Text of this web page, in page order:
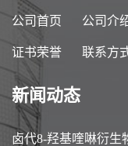
公司首页 公司介
证书荣誉 联系方
新闻动态
卤代8-羟基喹啉衍生